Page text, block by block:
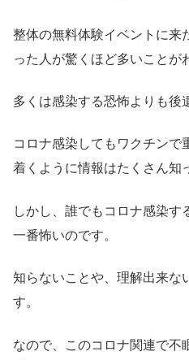
整体の無料体験イベントに来
った人が驚くほど多いことが
多くは感染する恐怖よりも後
コロナ感染してもワクチンで
着くように情報はたくさん知
しかし、誰でもコロナ感染
一番怖いのです。
知らないことや、理解出来な
す。
なので、このコロナ関連で不